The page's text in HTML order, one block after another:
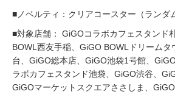
■ノベルティ：クリアコースター（ランダ
■対象店舗： GiGOコラボカフェスタンド
BOWL西友手稲、GiGO BOWLドリームタ
台、GiGO総本店、GiGO池袋1号館、
ラボカフェスタンド池袋、GiGO渋谷、
GiGOマーケットスクエアささしま、